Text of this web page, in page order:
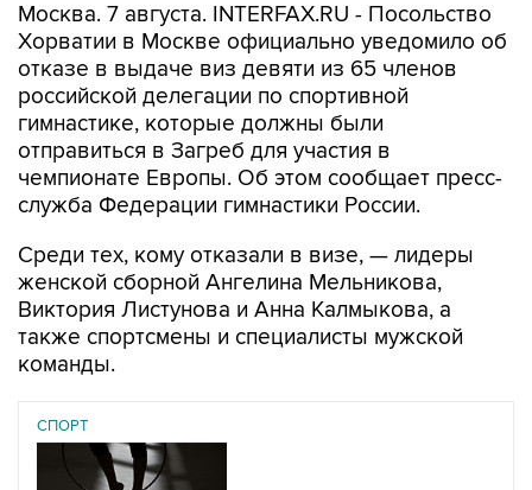
Москва. 7 августа. INTERFAX.RU - Посольство
Хорватии в Москве официально уведомило об
отказе в выдаче виз девяти из 65 членов
российской делегации по спортивной
гимнастике, которые должны были
отправиться в Загреб для участия в
чемпионате Европы. Об этом сообщает пресс-
служба Федерации гимнастики России.
Среди тех, кому отказали в визе, — лидеры
женской сборной Ангелина Мельникова,
Виктория Листунова и Анна Калмыкова, а
также спортсмены и специалисты мужской
команды.
СПОРТ